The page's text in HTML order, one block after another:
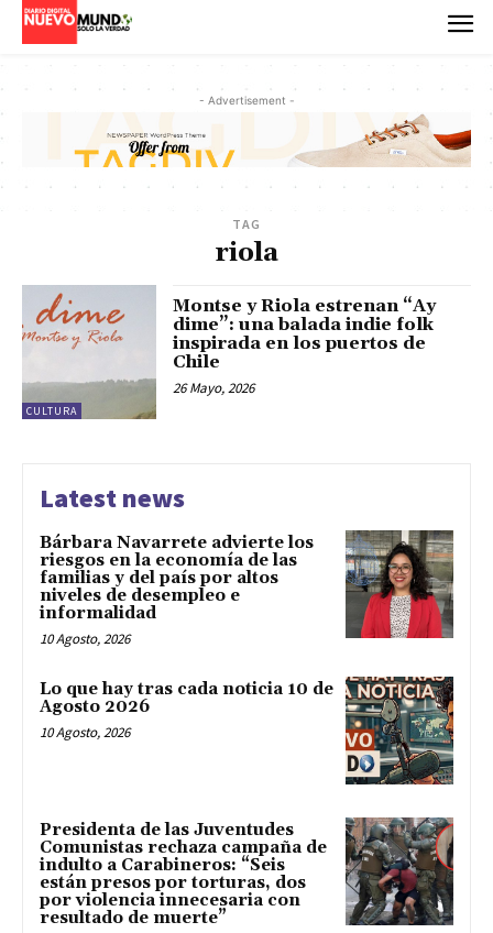
- Advertisement -
TAG
riola
CULTURA
Montse y Riola estrenan “Ay
dime”: una balada indie folk
inspirada en los puertos de
Chile
26 Mayo, 2026
Latest news
Bárbara Navarrete advierte los
riesgos en la economía de las
familias y del país por altos
niveles de desempleo e
informalidad
10 Agosto, 2026
Lo que hay tras cada noticia 10 de
Agosto 2026
10 Agosto, 2026
Presidenta de las Juventudes
Comunistas rechaza campaña de
indulto a Carabineros: “Seis
están presos por torturas, dos
por violencia innecesaria con
resultado de muerte”